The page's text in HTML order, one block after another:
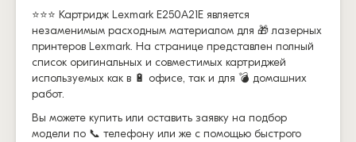
⭐⭐⭐ Картридж Lexmark E250A21E является
незаменимым расходным материалом для 🎁 лазерных
принтеров Lexmark. На странице представлен полный
список оригинальных и совместимых картриджей
используемых как в 🔋 офисе, так и для 💣 домашних
работ.
Вы можете купить или оставить заявку на подбор
модели по 📞 телефону или же с помощью быстрого